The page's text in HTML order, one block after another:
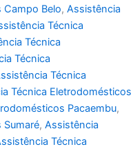
Belo, Assistência
Técnica
Técnica
Técnica
Técnica
Técnica Eletrodomésticos
Pacaembu,
, Assistência
Técnica